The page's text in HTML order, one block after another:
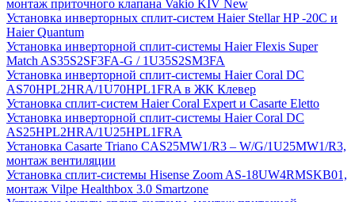
монтаж приточного клапана Vakio KIV New
Установка инверторных сплит-систем Haier Stellar HP -20С и
Haier Quantum
Установка инверторной сплит-системы Haier Flexis Super
Match AS35S2SF3FA-G / 1U35S2SM3FA
Установка инверторной сплит-системы Haier Coral DC
AS70HPL2HRA/1U70HPL1FRA в ЖК Клевер
Установка сплит-систем Haier Coral Expert и Casarte Eletto
Установка инверторной сплит-системы Haier Coral DC
AS25HPL2HRA/1U25HPL1FRA
Установка Casarte Triano CAS25MW1/R3 – W/G/1U25MW1/R3,
монтаж вентиляции
Установка сплит-системы Hisense Zoom AS-18UW4RMSKB01,
монтаж Vilpe Healthbox 3.0 Smartzone